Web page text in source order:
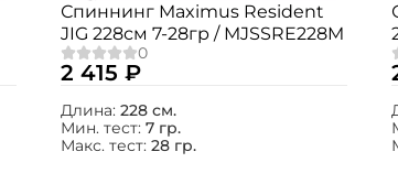
Спиннинг Maximus Resident
JIG 228см 7-28гр / MJSSRE228M
2 415 ₽
Длина: 228 см.
Мин. тест: 7 гр.
Макс. тест: 28 гр.